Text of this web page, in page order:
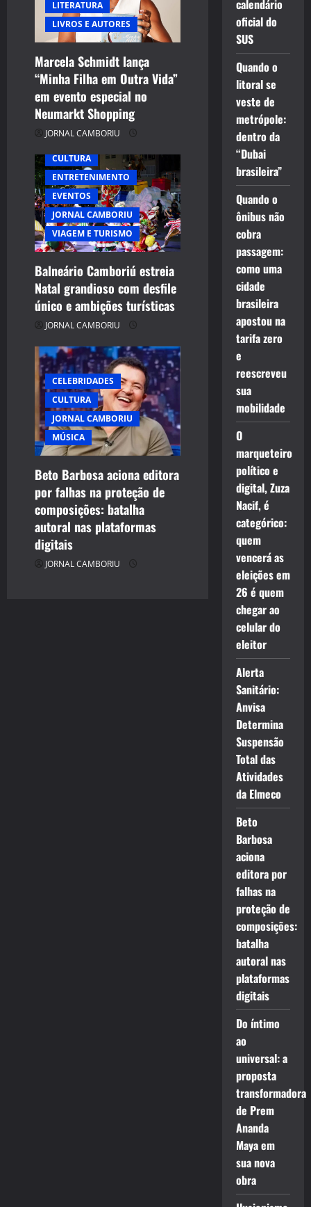
LITERATURA
LIVROS E AUTORES
Marcela Schmidt lança
“Minha Filha em Outra Vida”
em evento especial no
Neumarkt Shopping
JORNAL CAMBORIU
CULTURA
ENTRETENIMENTO
EVENTOS
JORNAL CAMBORIU
VIAGEM E TURISMO
Balneário Camboriú estreia
Natal grandioso com desfile
único e ambições turísticas
JORNAL CAMBORIU
CELEBRIDADES
CULTURA
JORNAL CAMBORIU
MÚSICA
Beto Barbosa aciona editora
por falhas na proteção de
composições: batalha
autoral nas plataformas
digitais
JORNAL CAMBORIU
calendário
oficial do
SUS
Quando o
litoral se
veste de
metrópole:
dentro da
“Dubai
brasileira”
Quando o
ônibus não
cobra
passagem:
como uma
cidade
brasileira
apostou na
tarifa zero
e
reescreveu
sua
mobilidade
O
marqueteiro
político e
digital, Zuza
Nacif, é
categórico:
quem
vencerá as
eleições em
26 é quem
chegar ao
celular do
eleitor
Alerta
Sanitário:
Anvisa
Determina
Suspensão
Total das
Atividades
da Elmeco
Beto
Barbosa
aciona
editora por
falhas na
proteção de
composições:
batalha
autoral nas
plataformas
digitais
Do íntimo
ao
universal: a
proposta
transformadora
de Prem
Ananda
Maya em
sua nova
obra